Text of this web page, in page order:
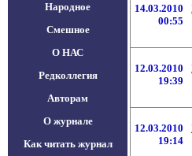
Народное
Смешное
О НАС
Редколлегия
Авторам
О журнале
Как читать журнал
14.03.2010
00:55
12.03.2010
19:39
12.03.2010
19:14